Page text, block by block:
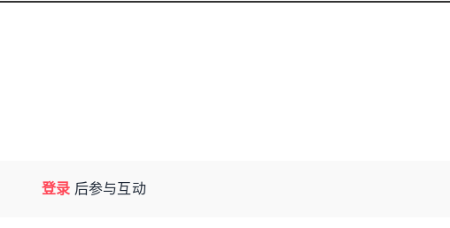
要时刻观察患者出现的细微变化。”黄建斌说，“小
登录 后参与互动